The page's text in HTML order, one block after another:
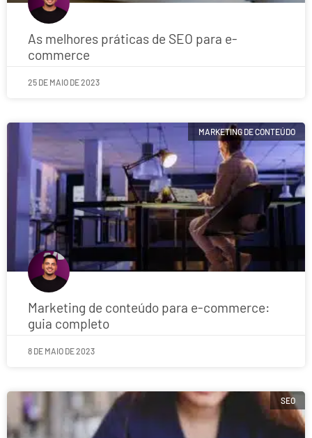
As melhores práticas de SEO para e-
commerce
25 DE MAIO DE 2023
MARKETING DE CONTEÚDO
Marketing de conteúdo para e-commerce:
guia completo
8 DE MAIO DE 2023
SEO